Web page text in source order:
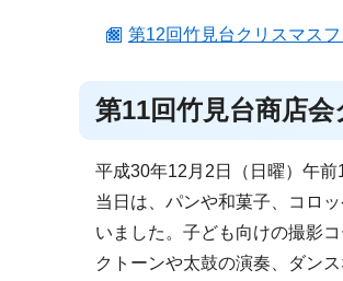
第12回竹見台クリスマス
第11回竹見台商店
平成30年12月2日（日曜）午
当日は、パンや和菓子、コロ
いました。子ども向けの撮影
クトーンや太鼓の演奏、ダン